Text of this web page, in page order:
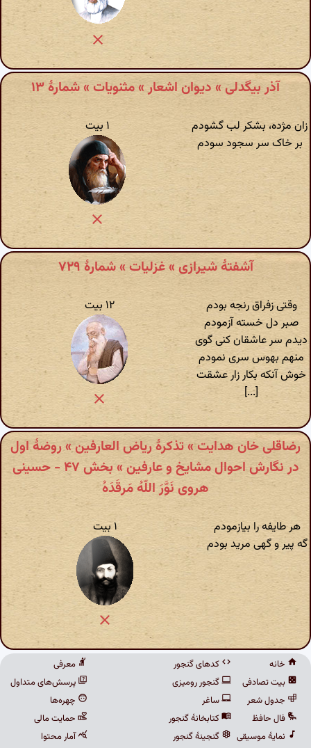
آذر بیگدلی » دیوان اشعار » مثنویات » شمارهٔ ۱۳
زان مژده، بشکر لب گشودم
بر خاک سر سجود سودم
۱ بیت
آشفتهٔ شیرازی » غزلیات » شمارهٔ ۷۲۹
وقتی زفراق رنجه بودم
صبر دل خسته آزمودم
دیدم سر عاشقان کنی گوی
منهم بهوس سری نمودم
خوش آنکه بکار زار عشقت
[...]
۱۲ بیت
رضاقلی خان هدایت » تذکرهٔ ریاض العارفین » روضهٔ اول
در نگارش احوال مشایخ و عارفین » بخش ۴۷ - حسینی
هروی نَوَّرَ اللّهُ مَرقَدَهُ
هر طایفه را بیازمودم
گه پیر و گهی مرید بودم
۱ بیت
خانه
بیت تصادفی
جدول شعر
فال حافظ
نمایهٔ موسیقی
کدهای گنجور
گنجور رومیزی
ساغر
کتابخانهٔ گنجور
گنجینهٔ گنجور
معرفی
پرسش‌های متداول
چهره‌ها
حمایت مالی
آمار محتوا